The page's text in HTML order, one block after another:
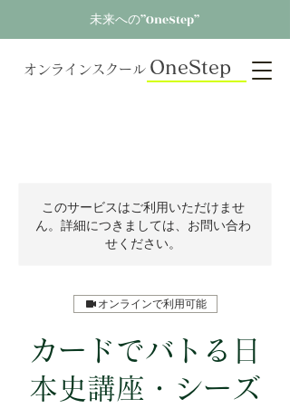
未来への”OneStep”
オンラインスクール OneStep
このサービスはご利用いただけませ
ん。詳細につきましては、お問い合わ
せください。
オンラインで利用可能
カードでバトる日
本史講座・シーズ